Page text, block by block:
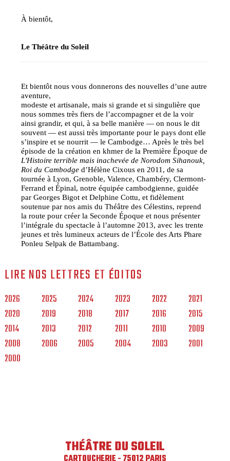
À bientôt,
Le Théâtre du Soleil
Et bientôt nous vous donnerons des nouvelles d’une autre
aventure,
modeste et artisanale, mais si grande et si singulière que
nous sommes très fiers de l’accompagner et de la voir
ainsi grandir, et qui, à sa belle manière — on nous le dit
souvent — est aussi très importante pour le pays dont elle
s’inspire et se nourrit — le Cambodge… Après le très bel
épisode de la création en khmer de la Première Époque de
L'Histoire terrible mais inachevée de Norodom Sihanouk,
Roi du Cambodge d’Hélène Cixous en 2011, de sa
tournée à Lyon, Grenoble, Valence, Chambéry, Clermont-
Ferrand et Épinal, notre équipée cambodgienne, guidée
par Georges Bigot et Delphine Cottu, et fidèlement
soutenue par nos amis du Théâtre des Célestins, reprend
la route pour créer la Seconde Époque et nous présenter
l’intégrale du spectacle à l’automne 2013, avec les trente
jeunes et très lumineux acteurs de l’École des Arts Phare
Ponleu Selpak de Battambang.
LIRE NOS LETTRES ET ÉDITOS
2026 2025 2024 2023 2022
2021
2020
2019 2018 2017 2016
2015
2014
2013 2012 2011 2010
2009
2008
2006 2005 2004 2003
2001
2000
THÉÂTRE DU SOLEIL